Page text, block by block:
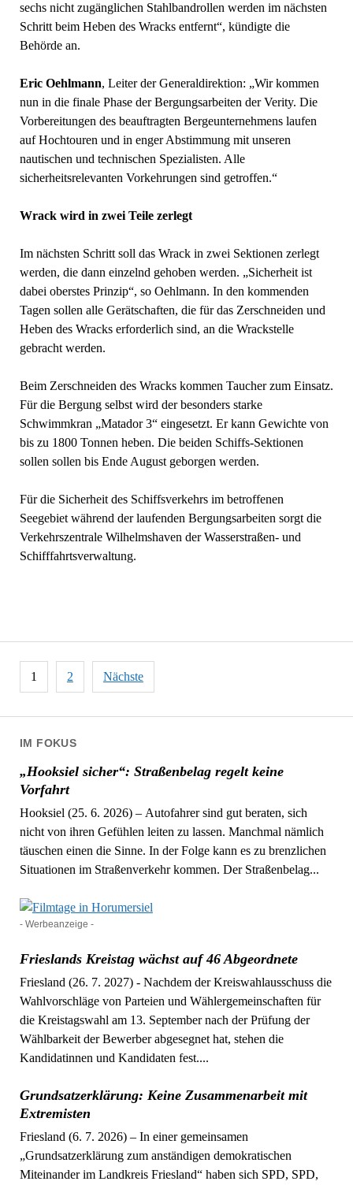
IM FOKUS
„Hooksiel sicher“: Straßenbelag regelt keine
Vorfahrt
Hooksiel (25. 6. 2026) – Autofahrer sind gut beraten, sich
nicht von ihren Gefühlen leiten zu lassen. Manchmal nämlich
täuschen einen die Sinne. In der Folge kann es zu brenzlichen
Situationen im Straßenverkehr kommen. Der Straßenbelag...
- Werbeanzeige -
Frieslands Kreistag wächst auf 46 Abgeordnete
Friesland (26. 7. 2027) - Nachdem der Kreiswahlausschuss die
Wahlvorschläge von Parteien und Wählergemeinschaften für
die Kreistagswahl am 13. September nach der Prüfung der
Wählbarkeit der Bewerber abgesegnet hat, stehen die
Kandidatinnen und Kandidaten fest....
Grundsatzerklärung: Keine Zusammenarbeit mit
Extremisten
Friesland (6. 7. 2026) – In einer gemeinsamen
„Grundsatzerklärung zum anständigen demokratischen
Miteinander im Landkreis Friesland“ haben sich SPD, SPD,
sechs nicht zugänglichen Stahlbandrollen werden im nächsten
Schritt beim Heben des Wracks entfernt“, kündigte die
Behörde an.
Eric Oehlmann, Leiter der Generaldirektion: „Wir kommen
nun in die finale Phase der Bergungsarbeiten der Verity. Die
Vorbereitungen des beauftragten Bergeunternehmens laufen
auf Hochtouren und in enger Abstimmung mit unseren
nautischen und technischen Spezialisten. Alle
sicherheitsrelevanten Vorkehrungen sind getroffen.“
Wrack wird in zwei Teile zerlegt
Im nächsten Schritt soll das Wrack in zwei Sektionen zerlegt
werden, die dann einzelnd gehoben werden. „Sicherheit ist
dabei oberstes Prinzip“, so Oehlmann. In den kommenden
Tagen sollen alle Gerätschaften, die für das Zerschneiden und
Heben des Wracks erforderlich sind, an die Wrackstelle
gebracht werden.
Beim Zerschneiden des Wracks kommen Taucher zum Einsatz.
Für die Bergung selbst wird der besonders starke
Schwimmkran „Matador 3“ eingesetzt. Er kann Gewichte von
bis zu 1800 Tonnen heben. Die beiden Schiffs-Sektionen
sollen sollen bis Ende August geborgen werden.
Für die Sicherheit des Schiffsverkehrs im betroffenen
Seegebiet während der laufenden Bergungsarbeiten sorgt die
Verkehrszentrale Wilhelmshaven der Wasserstraßen- und
Schifffahrtsverwaltung.
Seitennummerierung
der
1 2 Nächste